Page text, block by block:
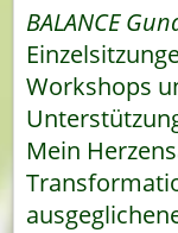
BALANCE
Workshops
Mein